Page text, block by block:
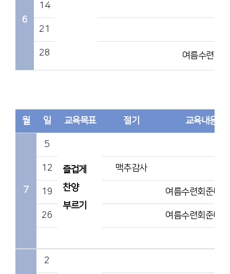
6
14
21
28 여름수련회
월 일 교육목표 절기 교육내용
7
5
즐겁게
찬양
부르기
12 맥추감사
19 여름수련회준비
26 여름수련회준비
2